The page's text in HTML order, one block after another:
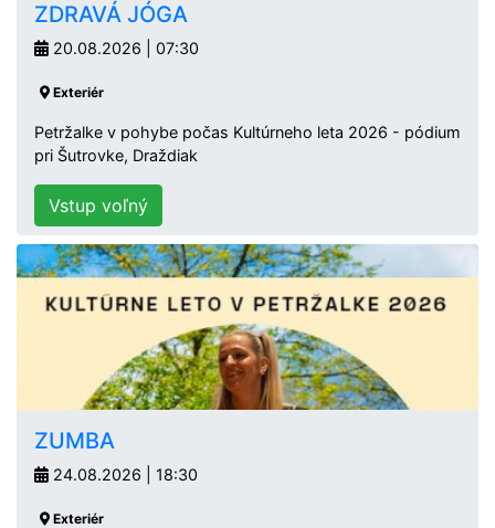
ZDRAVÁ JÓGA
20.08.2026 | 07:30
Exteriér
Petržalke v pohybe počas Kultúrneho leta 2026 - pódium
pri Šutrovke, Draždiak
Vstup voľný
ZUMBA
24.08.2026 | 18:30
Exteriér